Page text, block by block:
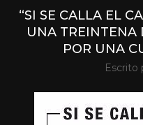
“SI SE CALLA EL
UNA TREINTENA
POR UNA
Escrito